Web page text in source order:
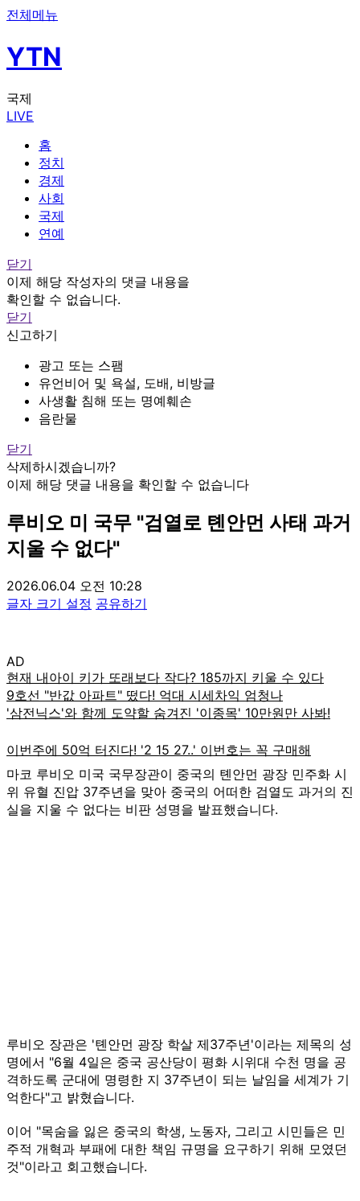
전체메뉴
YTN
국제
LIVE
홈
정치
경제
사회
국제
연예
닫기
이제 해당 작성자의 댓글 내용을
확인할 수 없습니다.
닫기
신고하기
광고 또는 스팸
유언비어 및 욕설, 도배, 비방글
사생활 침해 또는 명예훼손
음란물
닫기
삭제하시겠습니까?
이제 해당 댓글 내용을 확인할 수 없습니다
루비오 미 국무 "검열로 톈안먼 사태 과거
지울 수 없다"
2026.06.04 오전 10:28
글자 크기 설정 공유하기
AD
마코 루비오 미국 국무장관이 중국의 톈안먼 광장 민주화 시
위 유혈 진압 37주년을 맞아 중국의 어떠한 검열도 과거의 진
실을 지울 수 없다는 비판 성명을 발표했습니다.
루비오 장관은 '톈안먼 광장 학살 제37주년'이라는 제목의 성
명에서 "6월 4일은 중국 공산당이 평화 시위대 수천 명을 공
격하도록 군대에 명령한 지 37주년이 되는 날임을 세계가 기
억한다"고 밝혔습니다.
이어 "목숨을 잃은 중국의 학생, 노동자, 그리고 시민들은 민
주적 개혁과 부패에 대한 책임 규명을 요구하기 위해 모였던
것"이라고 회고했습니다.